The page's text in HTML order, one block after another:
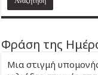
Φράση της
Μια στιγμή